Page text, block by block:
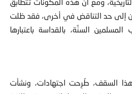
إلى حد التناقض في أخرى، فقد ظلت
السنَّة، بالقداسة باعتبارها
السقف، طُرِحت اجتهادات، ونشأت
الوقت، إلى طوائف دينية، طائفة